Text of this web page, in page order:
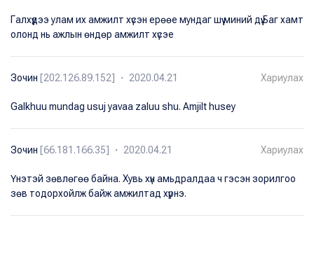
Галхүүдээ улам их амжилт хүсэн ерөөе мундаг шүү миний дүү.Баг хамт
олонд нь ажлын өндөр амжилт хүсэе
Зочин [202.126.89.152] ・ 2020.04.21 Хариулах
Galkhuu mundag usuj yavaa zaluu shu. Amjilt husey
Зочин [66.181.166.35] ・ 2020.04.21 Хариулах
Үнэтэй зөвлөгөө байна. Хувь хүн амьдралдаа ч гэсэн зорилгоо
зөв тодорхойлж байж амжилтад хүрнэ.